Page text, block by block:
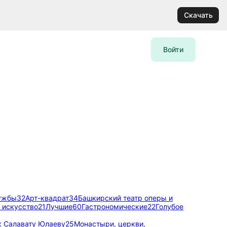
Скачать
Войти
32Арт-квадрат34Башкирский театр оперы и
21Лучшие60Гастрономические22Голубое
Салавату Юлаеву25Монастыри, церкви,